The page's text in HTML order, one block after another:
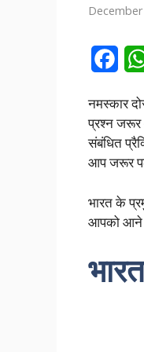
c
e
b
o
o
नमस्कार
प्रश्न जरूर
संबंधित
आप जरूर
भारत के
आपको आने